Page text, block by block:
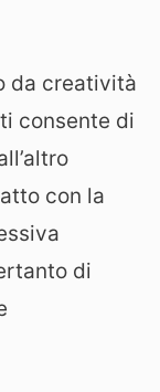
da creatività
consente di
con la
di